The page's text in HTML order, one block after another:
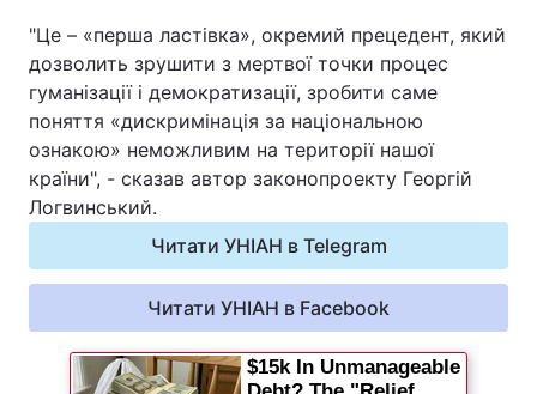
Зброя Інциденти
Здоров'я Туризм
Цікавинки Погода
Відео з Youtube Статті
Думки
Архів Вакансії
"Це – «перша ластівка», окремий прецедент, який
дозволить зрушити з мертвої точки процес
гуманізації і демократизації, зробити саме
поняття «дискримінація за національною
ознакою» неможливим на території нашої
країни", - сказав автор законопроекту Георгій
Логвинський.
Читати УНІАН в Telegram
Читати УНІАН в Facebook